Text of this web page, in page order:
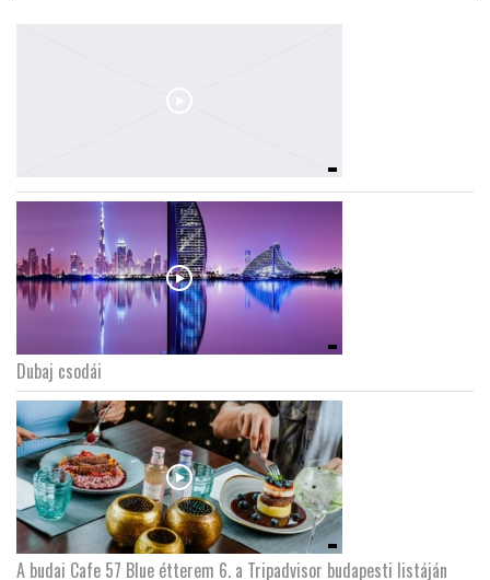
GLOBOZSARU
DOBRAVERO.HU
LATIMO.HU
GLOBOBOOK
Dubaj csodái
A budai Cafe 57 Blue étterem 6. a Tripadvisor budapesti listáján